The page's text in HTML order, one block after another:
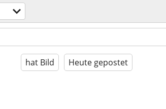
hat Bild Heute gepostet